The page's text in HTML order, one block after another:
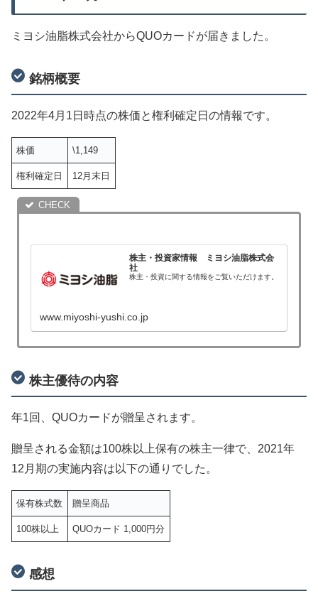
ミヨシ油脂株式会社からQUOカードが届きました。
銘柄概要
2022年4月1日時点の株価と権利確定日の情報です。
株価 \1,149
権利確定日 12月末日
株主・投資家情報 ミヨシ油脂株式会
社
株主・投資に関する情報をご覧いただけます。
www.miyoshi-yushi.co.jp
株主優待の内容
年1回、QUOカードが贈呈されます。
贈呈される金額は100株以上保有の株主一律で、2021年
12月期の実施内容は以下の通りでした。
保有株式数 贈呈商品
100株以上 QUOカード 1,000円分
感想